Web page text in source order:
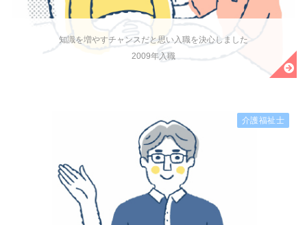
知識を増やすチャンスだと思い入職を決心しました
2009年入職
介護福祉士